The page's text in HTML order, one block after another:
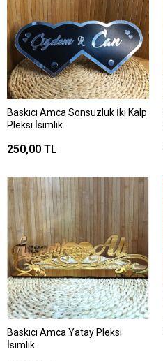
Baskıcı Amca Sonsuzluk İki Kalp
Pleksi İsimlik
250,00 TL
Baskıcı Amca Yatay Pleksi
İsimlik